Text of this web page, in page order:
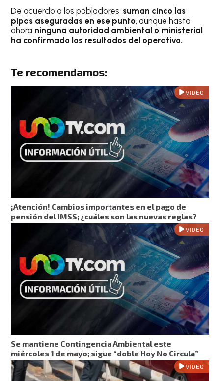
De acuerdo a los pobladores, suman cinco las
pipas aseguradas en ese punto, aunque hasta
ahora ninguna autoridad ambiental o ministerial
ha confirmado los resultados del operativo.
Te recomendamos:
VIDEO
¡Atención! Cambios importantes en el pago de
pensión del IMSS; ¿cuáles son las nuevas reglas?
VIDEO
Se mantiene Contingencia Ambiental este
miércoles 1 de mayo; sigue “doble Hoy No Circula”
VIDEO